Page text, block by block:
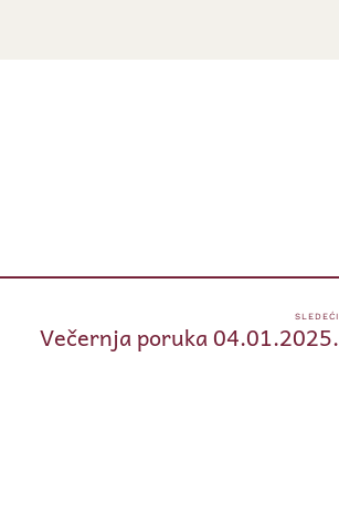
SLEDEĆI
Večernja poruka 04.01.2025.